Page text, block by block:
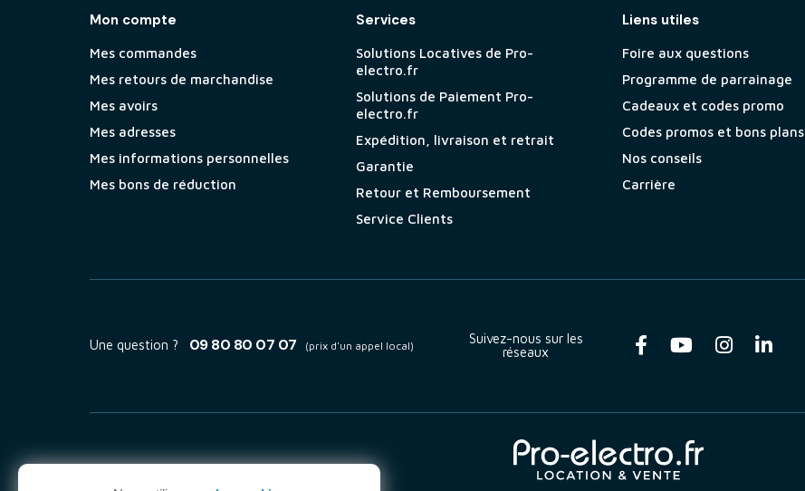
Mon compte
Mes commandes
Mes retours de marchandise
Mes avoirs
Mes adresses
Mes informations personnelles
Mes bons de réduction
Services
Solutions Locatives de Pro-
electro.fr
Solutions de Paiement Pro-
electro.fr
Expédition, livraison et retrait
Garantie
Retour et Remboursement
Service Clients
Liens utiles
Foire aux questions
Programme de parrainage
Cadeaux et codes promo
Codes promos et bons plans
Nos conseils
Carrière
Une question ? 09 80 80 07 07 (prix d'un appel local)
Suivez-nous sur les
réseaux